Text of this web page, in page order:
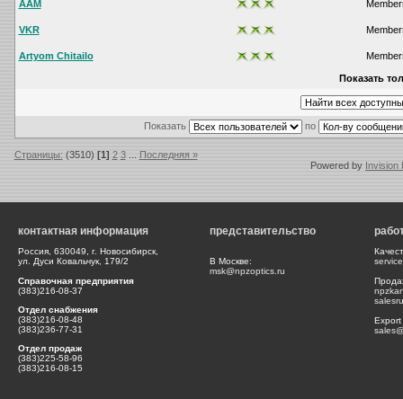
AAM
VKR
Artyom Chitailo
Показать
Показать по
Страницы: (3510) [1] 2 3...
Последняя »
Powered by Invision
контактная информация
Россия, 630049, г. Новосибирск,
ул. Дуси Ковальчук, 179/2
Справочная предприятия
(383)216-08-37
Отдел снабжения
(383)216-08-48
(383)236-77-31
Отдел продаж
(383)225-58-96
(383)216-08-15
представительство
В Москве:
msk@npzoptics.ru